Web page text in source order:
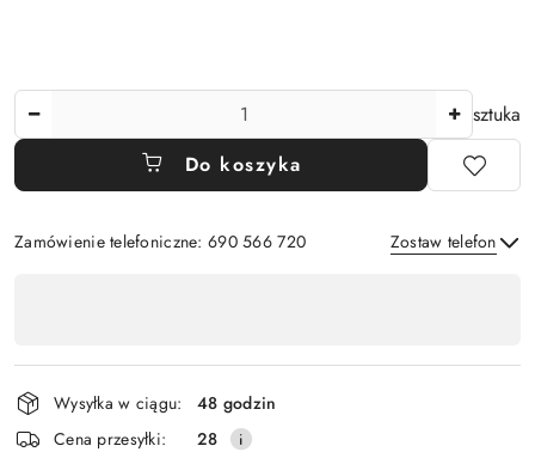
sztuka
Do koszyka
Zamówienie telefoniczne: 690 566 720 Zostaw telefon
płatność
i
dostawa
Wysyłka w ciągu:
48 godzin
Cena przesyłki:
28